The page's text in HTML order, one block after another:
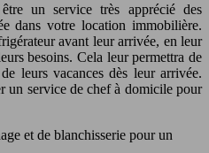
un service très apprécié des
dans votre location immobilière.
avant leur arrivée, en leur
besoins. Cela leur permettra de
leurs vacances dès leur arrivée.
un service de chef à domicile pour
et de blanchisserie pour un